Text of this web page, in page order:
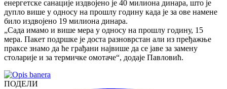
енергетске санације издвојено је 40 милиона динара, што је
дупло више у односу на прошлу годину када је за ове намене
било издвојено 19 милиона динара.
„Сада имамо и више мера у односу на прошлу годину, 15
мера. Пакет подршке је доста разноврстан али из пређажње
праксе знамо да ће грађани највише да се јаве за замену
столарије и за термичке омотаче“, додаје Павловић.
ПОДЕЛИ